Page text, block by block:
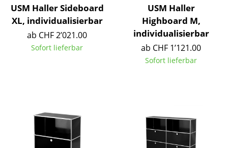
Sideboards & Kommoden
TV Möbel
Kleinaufbewahrung
Einzelteile
USM Haller Sideboard
XL, individualisierbar
ab CHF 2’021.00
Sofort lieferbar
USM Haller
Highboard M,
individualisierbar
ab CHF 1’121.00
Sofort lieferbar